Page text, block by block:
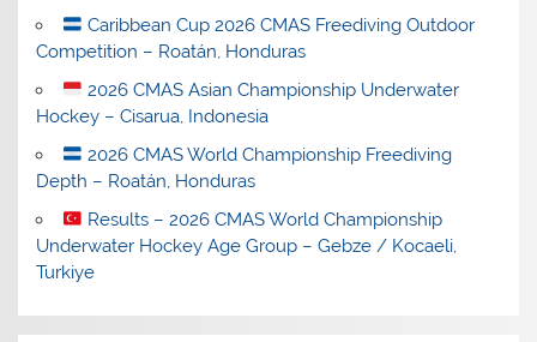
Caribbean Cup 2026 CMAS Freediving Outdoor
Competition – Roatán, Honduras
2026 CMAS Asian Championship Underwater
Hockey – Cisarua, Indonesia
2026 CMAS World Championship Freediving
Depth – Roatán, Honduras
Results – 2026 CMAS World Championship
Underwater Hockey Age Group – Gebze / Kocaeli,
Turkiye